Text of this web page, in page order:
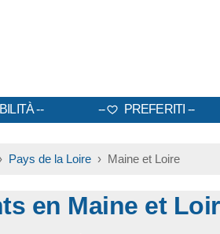
PREFERITI
Pays de la Loire› Maine et Loire
en Maine et